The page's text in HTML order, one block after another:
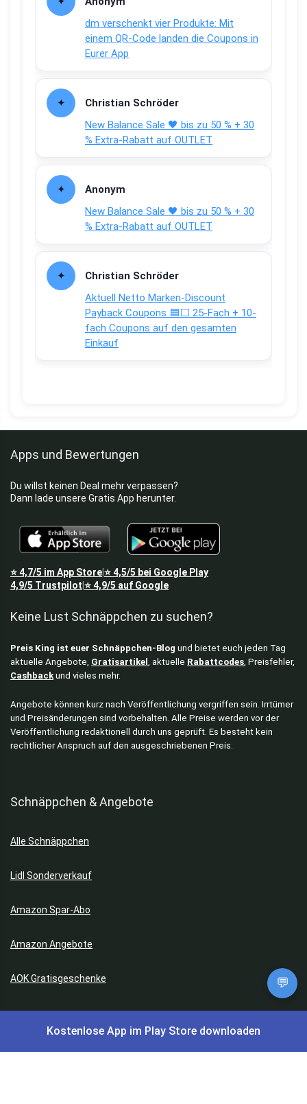
dm verschenkt vier Produkte: Mit
einem QR-Code landen die Coupons in
Eurer App
Christian Schröder
New Balance Sale 🖤 bis zu 50 % + 30
% Extra-Rabatt auf OUTLET
Anonym
New Balance Sale 🖤 bis zu 50 % + 30
% Extra-Rabatt auf OUTLET
Christian Schröder
Aktuell Netto Marken-Discount
Payback Coupons 🟦⬜ 25-Fach + 10-
fach Coupons auf den gesamten
Einkauf
Apps und Bewertungen
Du willst keinen Deal mehr verpassen?
Dann lade unsere Gratis App herunter.
⭐4,7/5 im App Store⭐4,5/5 bei Google Play
4,9/5 Trustpilot ⭐4,9/5 auf Google
Keine Lust Schnäppchen zu suchen?
Preis King ist euer Schnäppchen-Blog und bietet euch jeden Tag
aktuelle Angebote, Gratisartikel , aktuelle Rabattcodes , Preisfehler,
Cashback und vieles mehr.
Angebote können kurz nach Veröffentlichung vergriffen sein. Irrtümer
und Preisänderungen sind vorbehalten. Alle Preise werden vor der
Veröffentlichung redaktionell durch uns geprüft. Es besteht kein
rechtlicher Anspruch auf den ausgeschriebenen Preis.
Schnäppchen & Angebote
Alle Schnäppchen
Lidl Sonderverkauf
Amazon Spar-Abo
Amazon Angebote
AOK Gratisgeschenke 💬
Kostenlose App im Play Store downloaden